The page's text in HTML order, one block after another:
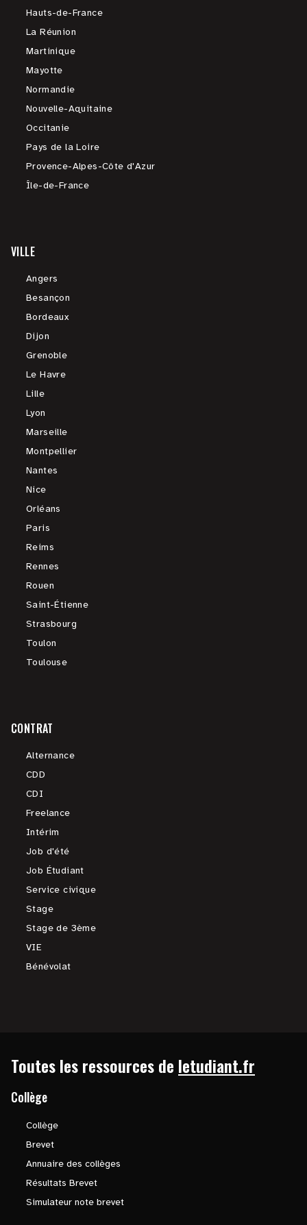
Hauts-de-France
La Réunion
Martinique
Mayotte
Normandie
Nouvelle-Aquitaine
Occitanie
Pays de la Loire
Provence-Alpes-Côte d'Azur
Île-de-France
VILLE
Angers
Besançon
Bordeaux
Dijon
Grenoble
Le Havre
Lille
Lyon
Marseille
Montpellier
Nantes
Nice
Orléans
Paris
Reims
Rennes
Rouen
Saint-Étienne
Strasbourg
Toulon
Toulouse
CONTRAT
Alternance
CDD
CDI
Freelance
Intérim
Job d'été
Job Étudiant
Service civique
Stage
Stage de 3ème
VIE
Bénévolat
Toutes les ressources de letudiant.fr
Collège
Collège
Brevet
Annuaire des collèges
Résultats Brevet
Simulateur note brevet